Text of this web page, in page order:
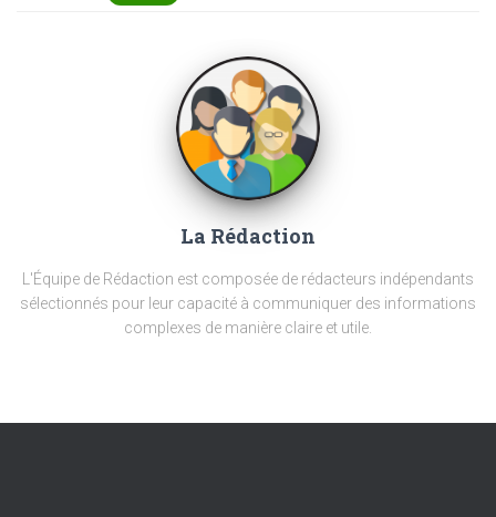
La Rédaction
L'Équipe de Rédaction est composée de rédacteurs indépendants
sélectionnés pour leur capacité à communiquer des informations
complexes de manière claire et utile.